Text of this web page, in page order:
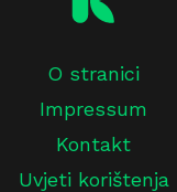
O stranici
Impressum
Kontakt
Uvjeti korištenja